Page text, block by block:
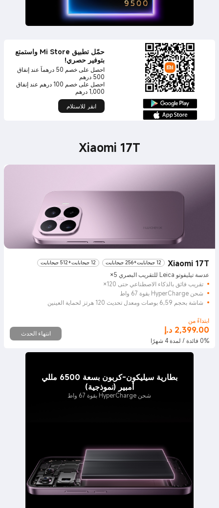
حمّل تطبيق Mi Store واستمتع
بتوفير حصري!
احصل على خصم 50 درهماً عند إنفاق
احصل على خصم 100 درهم عند إنفاق
1,000 درهم
انقر للاستلام
Xiaomi 17T
Xiaomi 17T 12 جيجابايت+256 جيجابايت 12 جيجابايت+512 جيجابايت
عدسة تيليفوتو Leica للتقريب البصري 5×
تقريب فائق بالذكاء الاصطناعي حتى 120×
شحن HyperCharge بقوة 67 واط
شاشة بحجم 6,59 بوصات ومعدل تحديث 120 هرتز لحماية العينين
ابتداءً من
2,399.00 د.إ Current Price د.إ2399
0% فائدة / لمدة 4 شهرًا
انتهاء الحدث
بطارية سيليكون-كربون بسعة 6500 مللي
أمبير (نموذجية)
شحن HyperCharge بقوة 67 واط